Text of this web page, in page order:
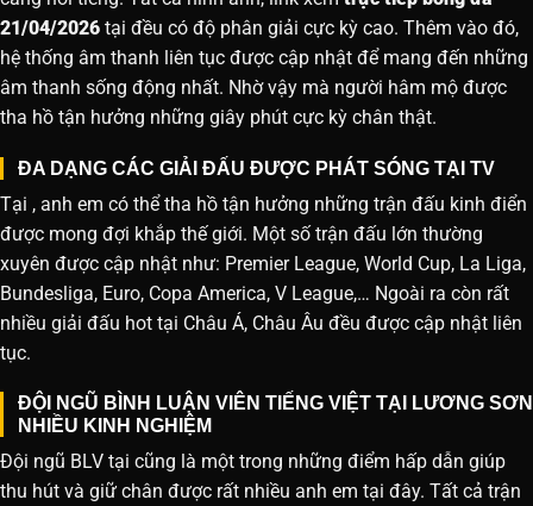
21/04/2026 tại đều có độ phân giải cực kỳ cao. Thêm vào đó,
hệ thống âm thanh liên tục được cập nhật để mang đến những
âm thanh sống động nhất. Nhờ vậy mà người hâm mộ được
tha hồ tận hưởng những giây phút cực kỳ chân thật.
ĐA DẠNG CÁC GIẢI ĐẤU ĐƯỢC PHÁT SÓNG TẠI TV
Tại , anh em có thể tha hồ tận hưởng những trận đấu kinh điển
được mong đợi khắp thế giới. Một số trận đấu lớn thường
xuyên được cập nhật như: Premier League, World Cup, La Liga,
Bundesliga, Euro, Copa America, V League,… Ngoài ra còn rất
nhiều giải đấu hot tại Châu Á, Châu Âu đều được cập nhật liên
tục.
ĐỘI NGŨ BÌNH LUẬN VIÊN TIẾNG VIỆT TẠI LƯƠNG SƠN
NHIỀU KINH NGHIỆM
Đội ngũ BLV tại cũng là một trong những điểm hấp dẫn giúp
thu hút và giữ chân được rất nhiều anh em tại đây. Tất cả trận